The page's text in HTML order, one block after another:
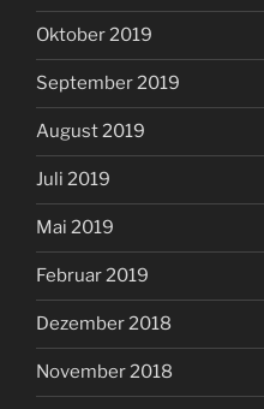
Oktober 2019
September 2019
August 2019
Juli 2019
Mai 2019
Februar 2019
Dezember 2018
November 2018